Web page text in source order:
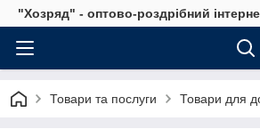
"Хозряд" - оптово-роздрібний
Товари та послуги Товари для